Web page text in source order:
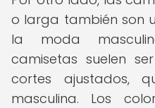
o larga también son
la moda
camisetas suelen
cortes ajustados,
masculina. Los